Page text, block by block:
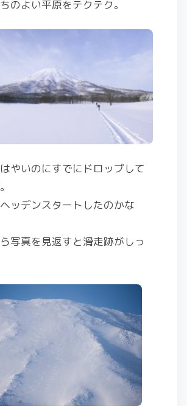
のよい平原をテクテク。
やいのにすでにドロップして
ッデンスタートしたのかな
写真を見返すと滑走跡がしっ